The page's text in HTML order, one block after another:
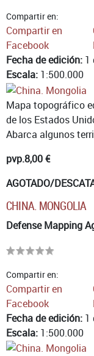
Compartir en:
Compartir en
Facebook
Fecha de edición: 1
Escala: 1:500.000
Mapa topográfico
de los Estados
Abarca algunos
pvp.8,00 €
AGOTADO/
CHINA. MONGOLIA
Defense Mapping
Compartir en:
Compartir en
Facebook
Fecha de edición: 1
Escala: 1:500.000